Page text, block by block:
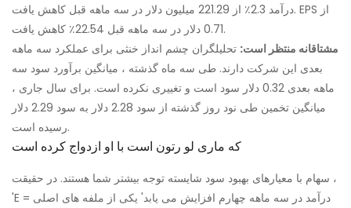
درآمد 2.3٪ از 221.29 میلیون دلار در سه ماهه قبل کاهش یافت. EPS از
0.71 دلار در سه ماهه قبل 22.54٪ کاهش یافت.
مشتاقانه منتظر است: تحلیلگران چشم انداز خنثی برای عملکرد سه ماهه
بعدی این شرکت دارند. طی سه ماه گذشته ، میانگین برآورد سود سه
ماهه بعدی 0.32 دلار سود است و تغییری نکرده است. برای سال جاری ،
میانگین تخمین طی نود روز گذشته از سود 2.28 دلار به سود 2.29 دلار
رسیده است.
که ماری لو رتون است با او ازدواج کرده است
سهام با معیارهای بهبود سود شایسته توجه بیشتر شما هستند. در حقیقت ،
'E = درآمد در سه ماهه چهارم افزایش می یابد' یکی از ملفه های اصلی